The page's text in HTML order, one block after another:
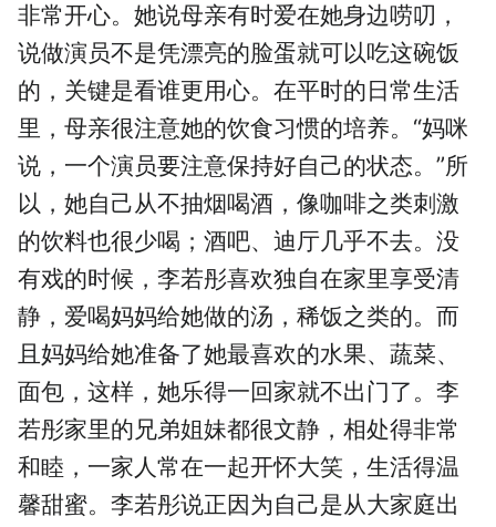
非常开心。她说母亲有时爱在她身边唠叨，
说做演员不是凭漂亮的脸蛋就可以吃这碗饭
的，关键是看谁更用心。在平时的日常生活
里，母亲很注意她的饮食习惯的培养。“妈咪
说，一个演员要注意保持好自己的状态。”所
以，她自己从不抽烟喝酒，像咖啡之类刺激
的饮料也很少喝；酒吧、迪厅几乎不去。没
有戏的时候，李若彤喜欢独自在家里享受清
静，爱喝妈妈给她做的汤，稀饭之类的。而
且妈妈给她准备了她最喜欢的水果、蔬菜、
面包，这样，她乐得一回家就不出门了。李
若彤家里的兄弟姐妹都很文静，相处得非常
和睦，一家人常在一起开怀大笑，生活得温
馨甜蜜。李若彤说正因为自己是从大家庭出